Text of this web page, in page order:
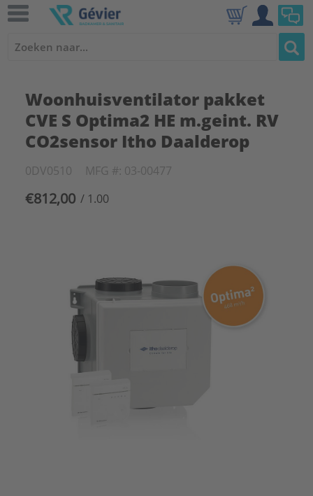
Woonhuisventilator pakket
CVE S Optima2 HE m.geint. RV
CO2sensor Itho Daalderop
0DV0510 MFG #: 03-00477
€812,00 / 1.00